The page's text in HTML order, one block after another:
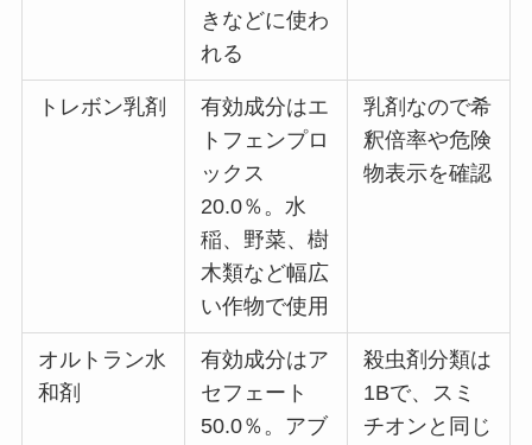
きなどに使わ
れる
トレボン乳剤
有効成分はエ
トフェンプロ
ックス
20.0％。水
稲、野菜、樹
木類など幅広
い作物で使用
乳剤なので希
釈倍率や危険
物表示を確認
オルトラン水
和剤
有効成分はア
セフェート
50.0％。アブ
殺虫剤分類は
1Bで、スミ
チオンと同じ